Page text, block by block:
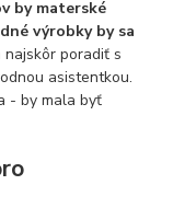
by materské
výrobky by sa
najskôr poradiť s
asistentkou.
- by mala byť